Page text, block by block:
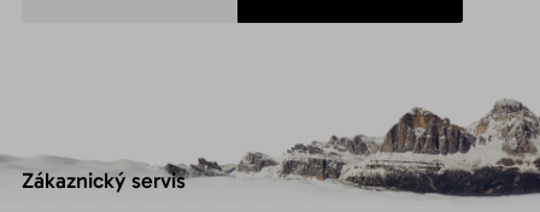
Zákaznický servis